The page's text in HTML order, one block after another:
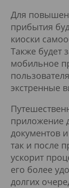
Для
прибытия
киоски
Также будет
мобильное
экстренные
приложение
документов
так и после
ускорит
его более
долгих